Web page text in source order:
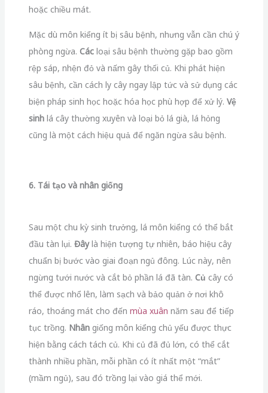
hoặc chiều mát.
Mặc dù môn kiểng ít bị sâu bệnh, nhưng vẫn cần chú ý
phòng ngừa. Cácloại sâu bệnh thường gặp bao gồm
rệp sáp, nhện đỏ và nấm gây thối củ. Khi phát hiện
sâu bệnh, cần cách ly cây ngay lập tức và sử dụng các
biện pháp sinh học hoặc hóa học phù hợp để xử lý. Vệ
sinhlá cây thường xuyên và loại bỏ lá già, lá hỏng
cũng là một cách hiệu quả để ngăn ngừa sâu bệnh.
6. Tái tạo và nhân giống
Sau một chu kỳ sinh trưởng, lá môn kiểng có thể bắt
đầu tàn lụi. Đâylà hiện tượng tự nhiên, báo hiệu cây
chuẩn bị bước vào giai đoạn ngủ đông. Lúc này, nên
ngừng tưới nước và cắt bỏ phần lá đã tàn. Củ cây có
thể được nhổ lên, làm sạch và bảo quản ở nơi khô
ráo, thoáng mát cho đến mùa xuân năm sau để tiếp
tục trồng. Nhângiống môn kiểng chủ yếu được thực
hiện bằng cách tách củ. Khi củ đã đủ lớn, có thể cắt
thành nhiều phần, mỗi phần có ít nhất một “mắt”
(mầm ngủ), sau đó trồng lại vào giá thể mới.